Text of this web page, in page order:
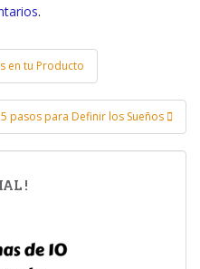
.
en tu Producto
5 pasos para Definir los Sueños
!